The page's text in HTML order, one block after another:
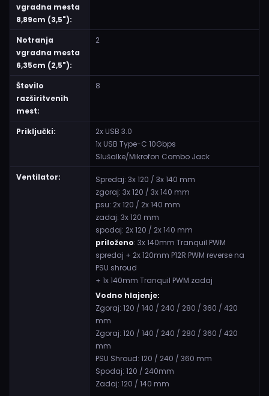
vgradna mesta
8,89cm (3,5"):
Notranja
vgradna mesta
6,35cm (2,5"):
2
Število
razširitvenih
mest:
8
Priključki:
2x USB 3.0
1x USB Type-C 10Gbps
Slušalke/Mikrofon Combo Jack
Ventilator:
Spredaj: 3x 120 / 3x 140 mm
zgoraj: 3x 120 / 3x 140 mm
psu: 2x 120 / 2x 140 mm
zadaj: 3x 120 mm
spodaj: 2x 120 / 2x 140 mm
priloženo: 3x 140mm Tranquil PWM
spredaj + 2x 120mm P12R PWM reverse na
PSU shroud
+ 1x 140mm Tranquil PWM zadaj
Vodno hlajenje:
Zgoraj: 120 / 140 / 240 / 280 / 360 / 420
mm
Zgoraj: 120 / 140 / 240 / 280 / 360 / 420
mm
PSU Shroud: 120 / 240 / 360 mm
Spodaj: 120 / 240mm
Zadaj: 120 / 140 mm